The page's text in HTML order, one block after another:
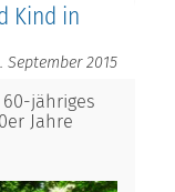
Kind in
September 2015
60-jähriges
Jahre